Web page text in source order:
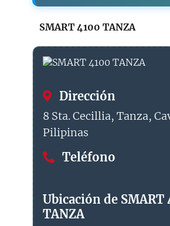
SMART 4100 TANZA
Dirección
8 Sta. Cecillia, Tanza,
Pilipinas
Teléfono
Ubicación de SMART
TANZA